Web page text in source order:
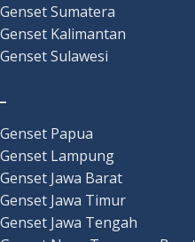
Genset Sumatera
Genset Kalimantan
Genset Sulawesi
Genset Papua
Genset Lampung
Genset Jawa Barat
Genset Jawa Timur
Genset Jawa Tengah